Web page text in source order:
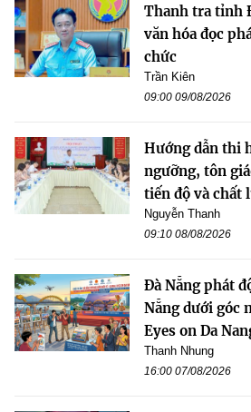
Thanh tra tỉnh
văn hóa đọc
chức
Trần Kiên
09:00 09/08/2026
Hướng dẫn thi
ngưỡng, tôn
tiến độ và chất
Nguyễn Thanh
09:10 08/08/2026
Đà Nẵng phát
Nẵng dưới góc
Eyes on Da
Thanh Nhung
16:00 07/08/2026